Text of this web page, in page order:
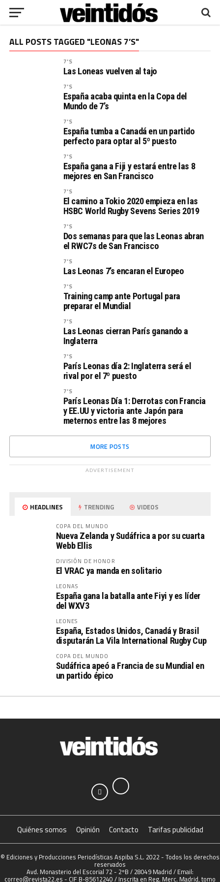
ALL POSTS TAGGED "LEONAS 7’S"
7'S
Las Loneas vuelven al tajo
7'S
España acaba quinta en la Copa del
Mundo de 7’s
7'S
España tumba a Canadá en un partido
perfecto para optar al 5º puesto
7'S
España gana a Fiji y estará entre las 8
mejores en San Francisco
7'S
El camino a Tokio 2020 empieza en las
HSBC World Rugby Sevens Series 2019
7'S
Dos semanas para que las Leonas abran
el RWC7s de San Francisco
7'S
Las Leonas 7’s encaran el Europeo
7'S
Training camp ante Portugal para
preparar el Mundial
7'S
Las Leonas cierran París ganando a
Inglaterra
7'S
París Leonas día 2: Inglaterra será el
rival por el 7º puesto
7'S
París Leonas Día 1: Derrotas con Francia
y EE.UU y victoria ante Japón para
meternos entre las 8 mejores
MORE POSTS
ADVERTISEMENT
HEADLINES TRENDING VIDEOS
COPA DEL MUNDO
Nueva Zelanda y Sudáfrica a por su cuarta
Webb Ellis
DIVISIÓN DE HONOR
El VRAC ya manda en solitario
LEONAS
España gana la batalla ante Fiyi y es líder
del WXV3
LEONES
España, Estados Unidos, Canadá y Brasil
disputarán La Vila International Rugby Cup
COPA DEL MUNDO
Sudáfrica apeó a Francia de su Mundial en
un partido épico
Quiénes somos Opinión Contacto Tarifas publicidad
© Ediciones y Producciones Periodísticas Aspiba S.L. 2022 - Todos los derechos
reservados
Avd. Monasterio del Escorial 72 - 2ºB / 28049 Madrid / Email:
correo@revista22.es - CIF B-85612240 / Inscrita en Reg. Merc. Madrid, tomo